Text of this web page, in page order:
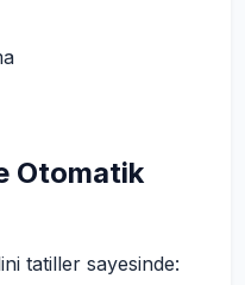
Otomatik
tatiller sayesinde: